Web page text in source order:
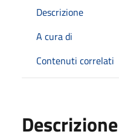
Descrizione
A cura di
Contenuti correlati
Descrizione